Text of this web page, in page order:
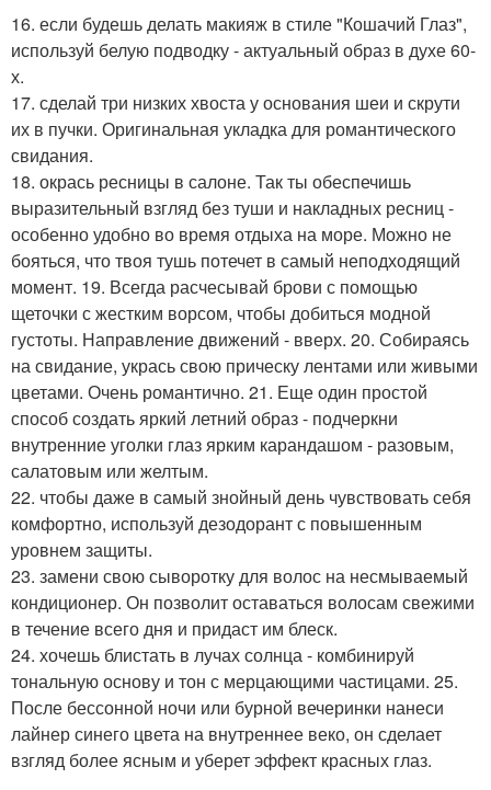
16. если будешь делать макияж в стиле "Кошачий Глаз",
используй белую подводку - актуальный образ в духе 60-
х.
17. сделай три низких хвоста у основания шеи и скрути
их в пучки. Оригинальная укладка для романтического
свидания.
18. окрась ресницы в салоне. Так ты обеспечишь
выразительный взгляд без туши и накладных ресниц -
особенно удобно во время отдыха на море. Можно не
бояться, что твоя тушь потечет в самый неподходящий
момент. 19. Всегда расчесывай брови с помощью
щеточки с жестким ворсом, чтобы добиться модной
густоты. Направление движений - вверх. 20. Собираясь
на свидание, укрась свою прическу лентами или живыми
цветами. Очень романтично. 21. Еще один простой
способ создать яркий летний образ - подчеркни
внутренние уголки глаз ярким карандашом - разовым,
салатовым или желтым.
22. чтобы даже в самый знойный день чувствовать себя
комфортно, используй дезодорант с повышенным
уровнем защиты.
23. замени свою сыворотку для волос на несмываемый
кондиционер. Он позволит оставаться волосам свежими
в течение всего дня и придаст им блеск.
24. хочешь блистать в лучах солнца - комбинируй
тональную основу и тон с мерцающими частицами. 25.
После бессонной ночи или бурной вечеринки нанеси
лайнер синего цвета на внутреннее веко, он сделает
взгляд более ясным и уберет эффект красных глаз.